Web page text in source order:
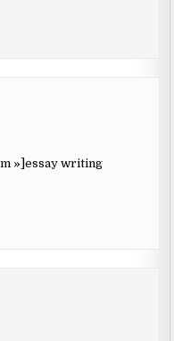
»]essay writing